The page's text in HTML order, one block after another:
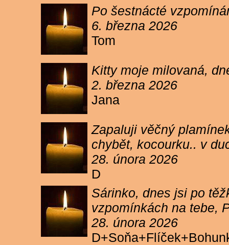
Po šestnácté
6. března 2026
Tom
Kitty moje milovaná,
2. března 2026
Jana
Zapaluji věčný
chybět, kocourku.. v
28. února 2026
D
Sárinko, dnes jsi po
vzpomínkách na tebe,
28. února 2026